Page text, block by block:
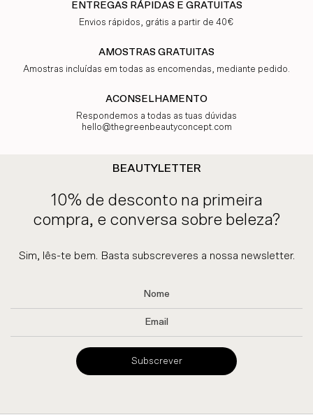
ENTREGAS RÁPIDAS E GRATUITAS
Envios rápidos, grátis a partir de 40€
AMOSTRAS GRATUITAS
Amostras incluídas em todas as encomendas, mediante pedido.
ACONSELHAMENTO
Respondemos a todas as tuas dúvidas
hello@thegreenbeautyconcept.com
BEAUTYLETTER
10% de desconto na primeira
compra, e conversa sobre beleza?
Sim, lês-te bem. Basta subscreveres a nossa newsletter.
Subscrever